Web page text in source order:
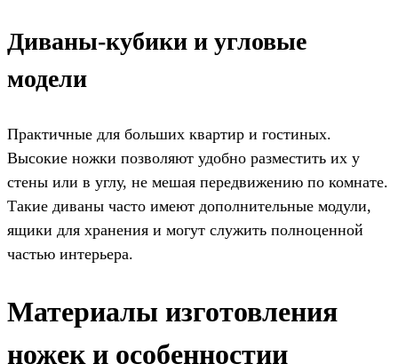
Диваны-кубики и угловые
модели
Практичные для больших квартир и гостиных.
Высокие ножки позволяют удобно разместить их у
стены или в углу, не мешая передвижению по комнате.
Такие диваны часто имеют дополнительные модули,
ящики для хранения и могут служить полноценной
частью интерьера.
Материалы изготовления
ножек и особенностии